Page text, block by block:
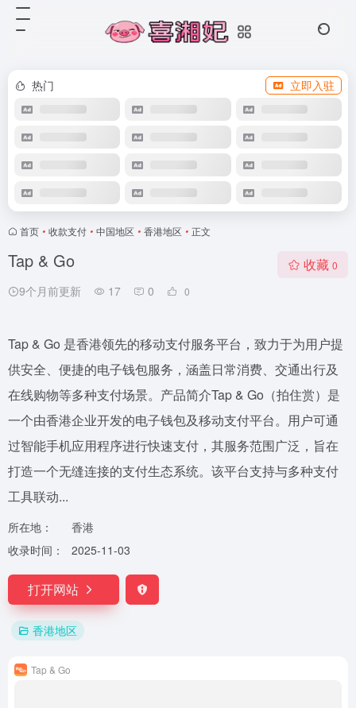
热门 立即入驻
首页 • 收款支付 • 中国地区 • 香港地区 • 正文
Tap & Go
9个月前更新 17 0 0
收藏 0
Tap & Go 是香港领先的移动支付服务平台，致力于为用户提
供安全、便捷的电子钱包服务，涵盖日常消费、交通出行及
在线购物等多种支付场景。产品简介Tap & Go（拍住赏）是
一个由香港企业开发的电子钱包及移动支付平台。用户可通
过智能手机应用程序进行快速支付，其服务范围广泛，旨在
打造一个无缝连接的支付生态系统。该平台支持与多种支付
工具联动...
所在地：
香港
收录时间：
2025-11-03
打开网站
香港地区
Tap & Go